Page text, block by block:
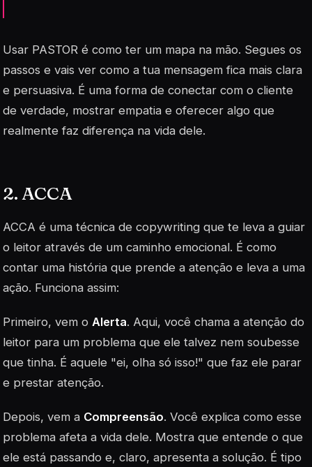
Usar PASTOR é como ter um mapa na mão. Segues os
passos e vais ver como a tua mensagem fica mais clara
e persuasiva. É uma forma de conectar com o cliente
de verdade, mostrar empatia e oferecer algo que
realmente faz diferença na vida dele.
2. ACCA
ACCA é uma técnica de copywriting que te leva a guiar
o leitor através de um caminho emocional. É como
contar uma história que prende a atenção e leva a uma
ação. Funciona assim:
Primeiro, vem o Alerta. Aqui, você chama a atenção do
leitor para um problema que ele talvez nem soubesse
que tinha. É aquele "ei, olha só isso!" que faz ele parar
e prestar atenção.
Depois, vem a Compreensão. Você explica como esse
problema afeta a vida dele. Mostra que entende o que
ele está passando e, claro, apresenta a solução. É tipo